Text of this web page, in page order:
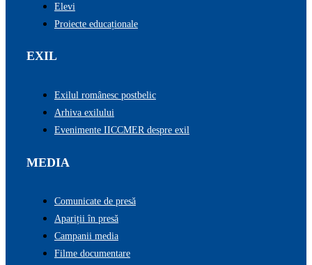
Elevi
Proiecte educaționale
EXIL
Exilul românesc postbelic
Arhiva exilului
Evenimente IICCMER despre exil
MEDIA
Comunicate de presă
Apariții în presă
Campanii media
Filme documentare